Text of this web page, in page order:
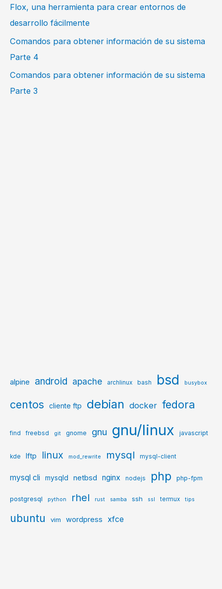
Flox, una herramienta para crear entornos de
desarrollo fácilmente
Comandos para obtener información de su sistema
Parte 4
Comandos para obtener información de su sistema
Parte 3
alpine android apache archlinux bash bsd busybox
centos cliente ftp debian docker fedora
find freebsd git gnome gnu gnu/linux javascript
kde lftp linux mod_rewrite mysql mysql-client
mysql cli mysqld netbsd nginx nodejs php php-fpm
postgresql python rhel rust samba ssh ssl termux tips
ubuntu vim wordpress xfce